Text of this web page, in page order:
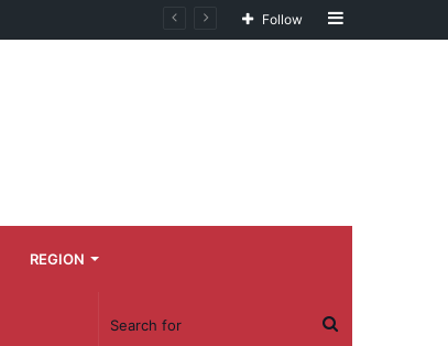
Sidebar
Follow
REGION
Search